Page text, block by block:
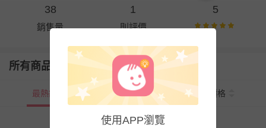
38
銷售量
1
則評價
5
所有商品
最熱銷 新上市 價格
使用APP瀏覽